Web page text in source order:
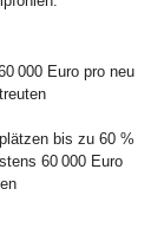
000 Euro pro neu
bis zu 60 %
60 000 Euro